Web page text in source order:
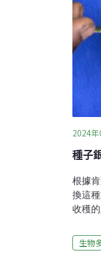
2024
種子
根據
換這
收穫
木灰
恩加
生物